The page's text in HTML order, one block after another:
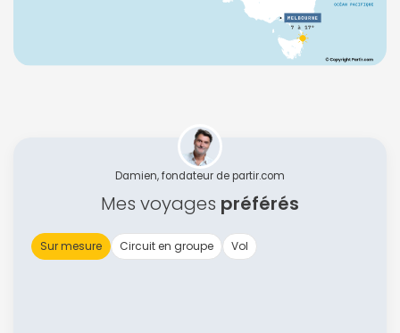
Damien, fondateur de partir.com
Mes voyages préférés
Sur mesure Circuit en groupe Vol